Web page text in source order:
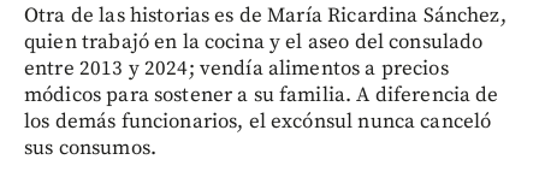
Otra de las historias es de María Ricardina Sánchez,
quien trabajó en la cocina y el aseo del consulado
entre 2013 y 2024; vendía alimentos a precios
módicos para sostener a su familia. A diferencia de
los demás funcionarios, el excónsul nunca canceló
sus consumos.